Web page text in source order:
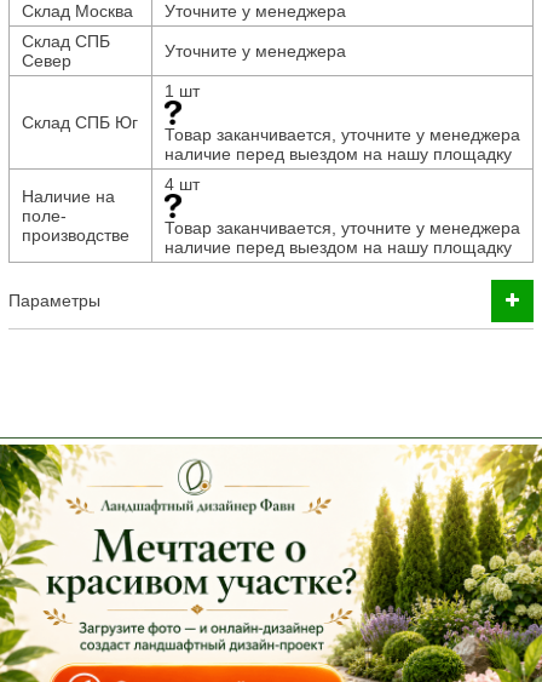
Склад Москва
Уточните у менеджера
Склад СПБ
Север
Уточните у менеджера
Склад СПБ Юг
1 шт
Товар заканчивается, уточните у менеджера
наличие перед выездом на нашу площадку
Наличие на
поле-
производстве
4 шт
Товар заканчивается, уточните у менеджера
наличие перед выездом на нашу площадку
Параметры